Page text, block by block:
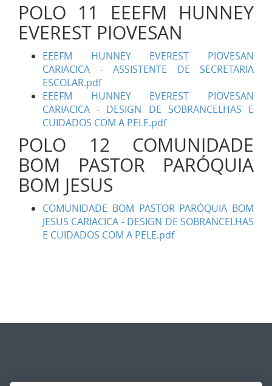
POLO 11 EEEFM HUNNEY
EVEREST PIOVESAN
EEEFM HUNNEY EVEREST PIOVESAN
CARIACICA - ASSISTENTE DE SECRETARIA
ESCOLAR.pdf
EEEFM HUNNEY EVEREST PIOVESAN
CARIACICA - DESIGN DE SOBRANCELHAS E
CUIDADOS COM A PELE.pdf
POLO 12 COMUNIDADE
BOM PASTOR PARÓQUIA
BOM JESUS
COMUNIDADE BOM PASTOR PARÓQUIA BOM
JESUS CARIACICA - DESIGN DE SOBRANCELHAS
E CUIDADOS COM A PELE.pdf